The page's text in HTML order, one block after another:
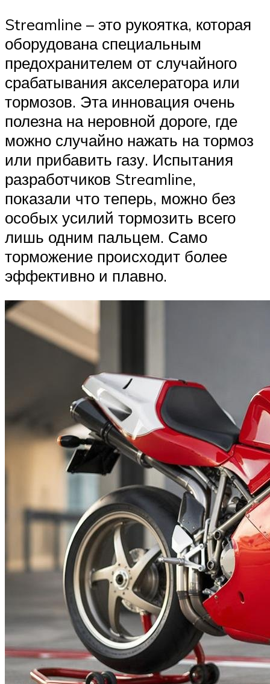
Streamline – это рукоятка, которая
оборудована специальным
предохранителем от случайного
срабатывания акселератора или
тормозов. Эта инновация очень
полезна на неровной дороге, где
можно случайно нажать на тормоз
или прибавить газу. Испытания
разработчиков Streamline,
показали что теперь, можно без
особых усилий тормозить всего
лишь одним пальцем. Само
торможение происходит более
эффективно и плавно.